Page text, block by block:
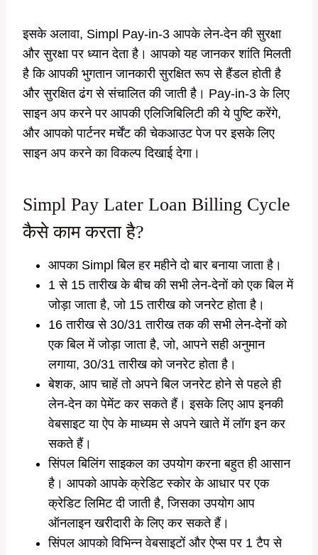
इसके अलावा, Simpl Pay-in-3 आपके लेन-देन की सुरक्षा
और सुरक्षा पर ध्यान देता है। आपको यह जानकर शांति मिलती
है कि आपकी भुगतान जानकारी सुरक्षित रूप से हैंडल होती है
और सुरक्षित ढंग से संचालित की जाती है। Pay-in-3 के लिए
साइन अप करने पर आपकी एलिजिबिलिटी की ये पुष्टि करेंगे,
और आपको पार्टनर मर्चेंट की चेकआउट पेज पर इसके लिए
साइन अप करने का विकल्प दिखाई देगा।
Simpl Pay Later Loan Billing Cycle
कैसे काम करता है?
आपका Simpl बिल हर महीने दो बार बनाया जाता है।
1 से 15 तारीख के बीच की सभी लेन-देनों को एक बिल में
जोड़ा जाता है, जो 15 तारीख को जनरेट होता है।
16 तारीख से 30/31 तारीख तक की सभी लेन-देनों को
एक बिल में जोड़ा जाता है, जो, आपने सही अनुमान
लगाया, 30/31 तारीख को जनरेट होता है।
बेशक, आप चाहें तो अपने बिल जनरेट होने से पहले ही
लेन-देन का पेमेंट कर सकते हैं। इसके लिए आप इनकी
वेबसाइट या ऐप के माध्यम से अपने खाते में लॉग इन कर
सकते हैं।
सिंपल बिलिंग साइकल का उपयोग करना बहुत ही आसान
है। आपको आपके क्रेडिट स्कोर के आधार पर एक
क्रेडिट लिमिट दी जाती है, जिसका उपयोग आप
ऑनलाइन खरीदारी के लिए कर सकते हैं।
सिंपल आपको विभिन्न वेबसाइटों और ऐप्स पर 1 टैप से